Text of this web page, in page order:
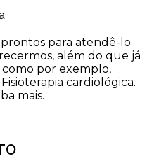
prontos para atendê-lo
além do que já
como por exemplo,
cardiológica.
mais.